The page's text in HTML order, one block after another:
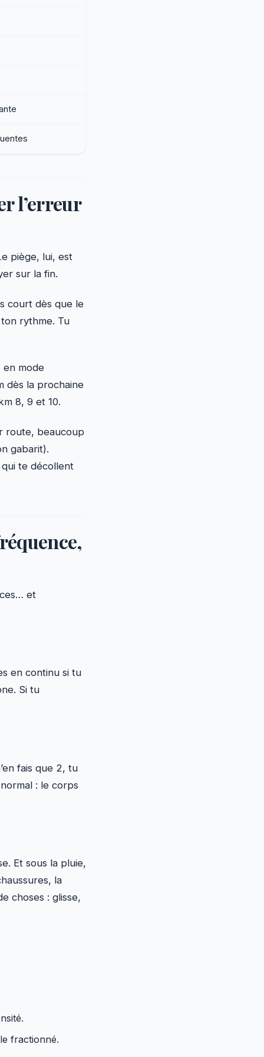
l’erreur
piège, lui, est
sur la fin.
court dès que le
rythme. Tu
mode
dès la prochaine
8, 9 et 10.
route, beaucoup
gabarit).
qui te décollent
et
en continu si tu
Si tu
fais que 2, tu
: le corps
Et sous la pluie,
la
choses : glisse,
fractionné.